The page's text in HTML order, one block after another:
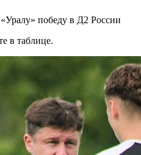
победу в Д2 России
в таблице.